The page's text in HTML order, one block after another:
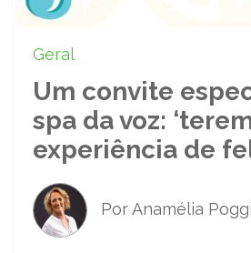
Geral
Um convite
spa da voz:
experiência de
Por Anamélia Poggi